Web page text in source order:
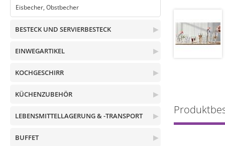
Eisbecher, Obstbecher
▶
BESTECK UND SERVIERBESTECK
▶
EINWEGARTIKEL
▶
KOCHGESCHIRR
▶
KÜCHENZUBEHÖR
▶
LEBENSMITTELLAGERUNG & -TRANSPORT
▶
BUFFET